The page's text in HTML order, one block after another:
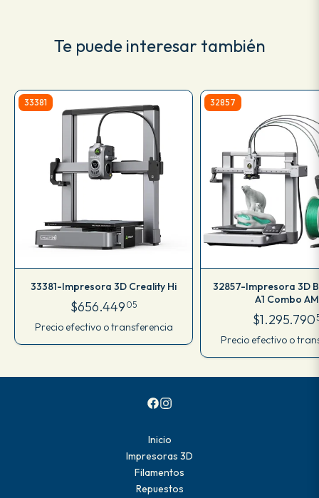
Te puede interesar también
33381
33381-Impresora 3D Creality Hi
$656.449 05
Precio efectivo o transferencia
32857
32857-Impresora 3D
A1 Combo
$1.295.790
Precio efectivo o
Inicio
Impresoras 3D
Filamentos
Repuestos